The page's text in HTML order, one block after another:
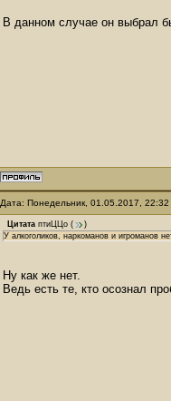
В данном случае он выбрал
Дата: Понедельник, 01.05.2017,
Цитата птиЦЦо (
)
У алкоголиков, наркоманов и игроманов
Ну как же нет.
Ведь есть те, кто осознал